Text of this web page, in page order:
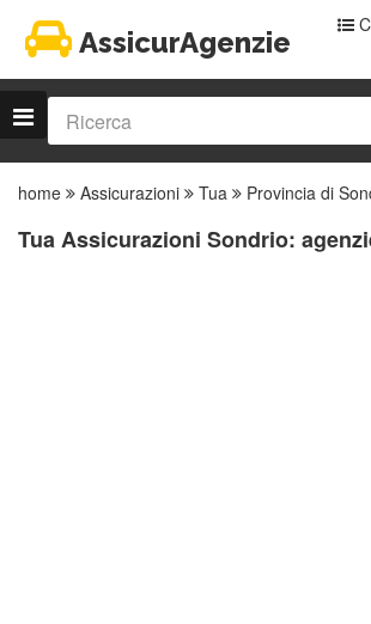
AssicurAgenzie
home Assicurazioni Tua Provincia di
Tua Assicurazioni Sondrio: